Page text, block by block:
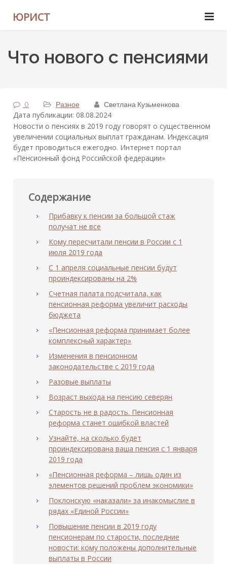
ЮРИСТ
Что нового с пенсиями
0 Разное Светлана Кузьменкова
Дата публикации: 08.08.2024
Новости о пенсиях в 2019 году говорят о существенном
увеличении социальных выплат гражданам. Индексация
будет проводиться ежегодно. Интернет портал
«Пенсионный фонд Российской федерации»
Содержание
Прибавку к пенсии за большой стаж
получат не все
Кому пересчитали пенсии в России с 1
июля 2019 года
С 1 апреля социальные пенсии будут
проиндексированы на 2%
Счетная палата подсчитала, как
пенсионная реформа увеличит расходы
бюджета
«Пенсионная реформа принимает более
комплексный характер»
Изменения в пенсионном
законодательстве с 2019 года
Разовые выплаты
Возраст выхода на пенсию северян
Старость не в радость. Пенсионная
реформа станет ошибкой властей
Узнайте, на сколько будет
проиндексирована ваша пенсия с 1 января
2019 года
«Пенсионная реформа – лишь один из
элементов решений проблем экономики»
Поклонскую «наказали» за инакомыслие в
рядах «Единой России»
Повышение пенсии в 2019 году
пенсионерам по старости, последние
новости: кому положены дополнительные
выплаты в России